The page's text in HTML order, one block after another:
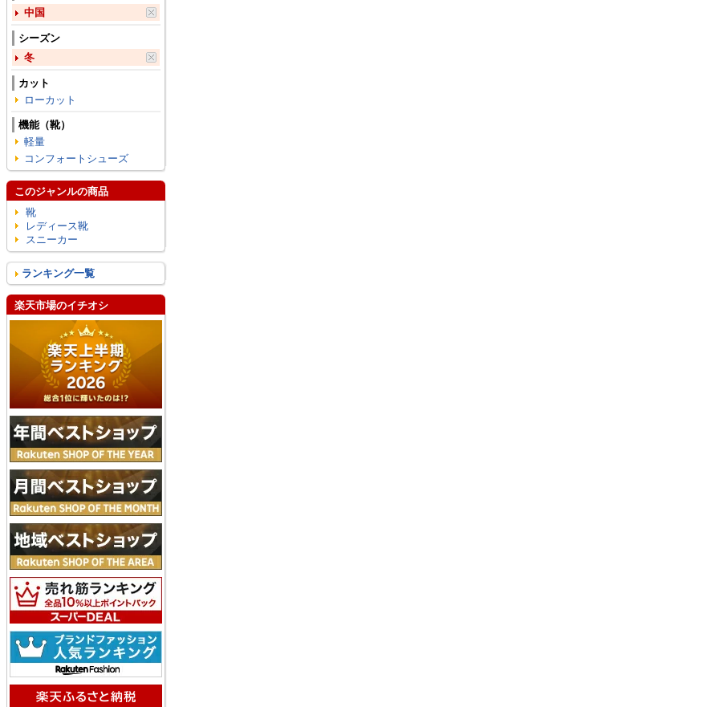
中国
シーズン
冬
カット
ローカット
機能（靴）
軽量
コンフォートシューズ
このジャンルの商品
靴
レディース靴
スニーカー
ランキング一覧
楽天市場のイチオシ